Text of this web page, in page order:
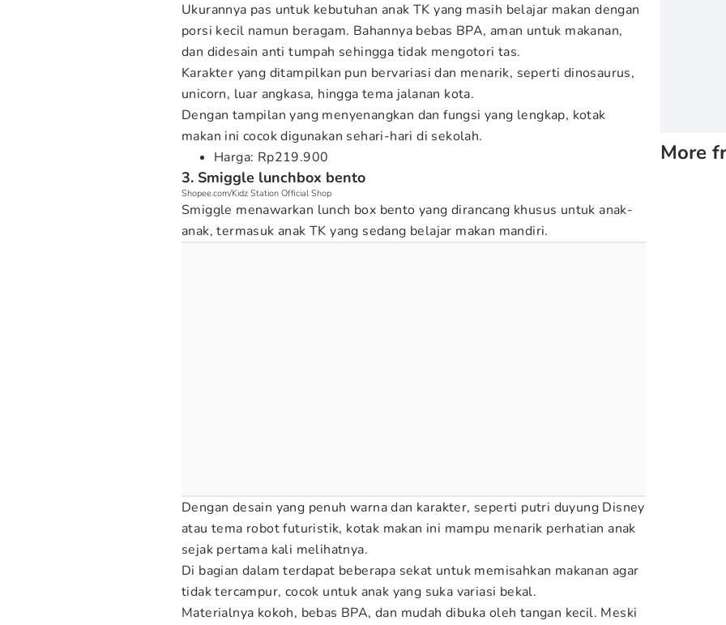
Ukurannya pas untuk kebutuhan anak TK yang masih belajar makan dengan
porsi kecil namun beragam. Bahannya bebas BPA, aman untuk makanan,
dan didesain anti tumpah sehingga tidak mengotori tas.
Karakter yang ditampilkan pun bervariasi dan menarik, seperti dinosaurus,
unicorn, luar angkasa, hingga tema jalanan kota.
Dengan tampilan yang menyenangkan dan fungsi yang lengkap, kotak
makan ini cocok digunakan sehari-hari di sekolah.
Harga: Rp219.900
3. Smiggle lunchbox bento
Shopee.com/Kidz Station Official Shop
Smiggle menawarkan lunch box bento yang dirancang khusus untuk anak-
anak, termasuk anak TK yang sedang belajar makan mandiri.
Dengan desain yang penuh warna dan karakter, seperti putri duyung Disney
atau tema robot futuristik, kotak makan ini mampu menarik perhatian anak
sejak pertama kali melihatnya.
Di bagian dalam terdapat beberapa sekat untuk memisahkan makanan agar
tidak tercampur, cocok untuk anak yang suka variasi bekal.
Materialnya kokoh, bebas BPA, dan mudah dibuka oleh tangan kecil. Meski
More